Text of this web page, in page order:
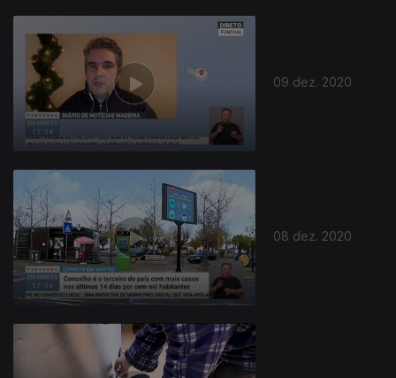
09 dez. 2020
08 dez. 2020